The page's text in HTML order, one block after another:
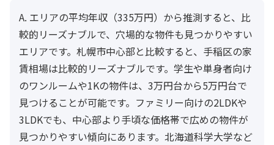
A. エリアの平均年収（335万円）から推測すると、比
較的リーズナブルで、穴場的な物件も見つかりやすい
エリアです。札幌市中心部と比較すると、手稲区の家
賃相場は比較的リーズナブルです。学生や単身者向け
のワンルームや1Kの物件は、3万円台から5万円台で
見つけることが可能です。ファミリー向けの2LDKや
3LDKでも、中心部より手頃な価格帯で広めの物件が
見つかりやすい傾向にあります。北海道科学大学など